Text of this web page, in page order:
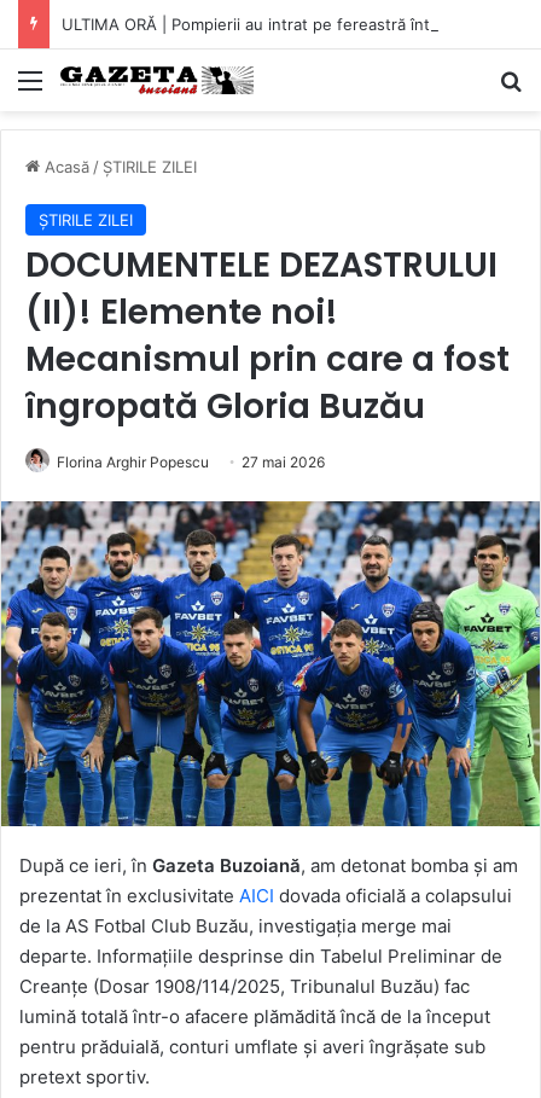
Mediu
Acasă / ȘTIRILE ZILEI
ȘTIRILE ZILEI
DOCUMENTELE DEZASTRULUI
(II)! Elemente noi!
Mecanismul prin care a fost
îngropată Gloria Buzău
Florina Arghir Popescu 27 mai 2026
După ce ieri, în Gazeta Buzoiană, am detonat bomba și am
prezentat în exclusivitate AICI dovada oficială a colapsului
de la AS Fotbal Club Buzău, investigația merge mai
departe. Informațiile desprinse din Tabelul Preliminar de
Creanțe (Dosar 1908/114/2025, Tribunalul Buzău) fac
lumină totală într-o afacere plămădită încă de la început
pentru prăduială, conturi umflate și averi îngrășate sub
pretext sportiv.